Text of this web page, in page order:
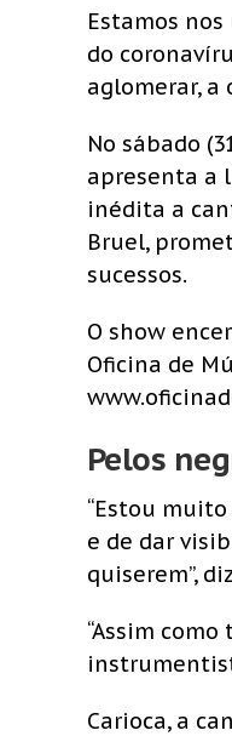
Estamos
do
aglomerar, a
No sábado
apresenta a
inédita a
Bruel,
sucessos.
O show
Oficina de
Pelos
“Estou
e de dar
quiserem”,
“Assim
Carioca, a